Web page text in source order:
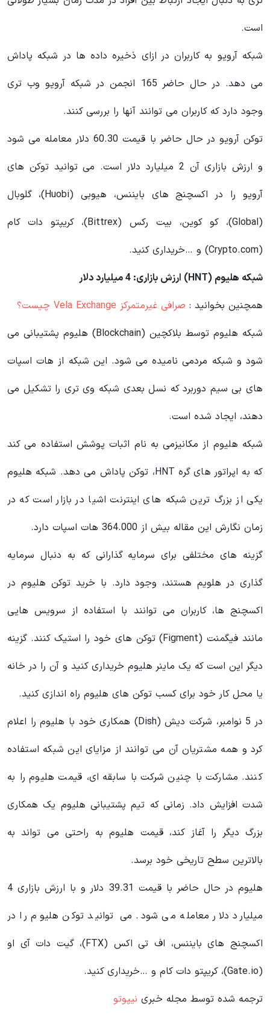
است.
شبکه آرویو به کاربران در ازای ذخیره داده ها در شبکه پاداش
می دهد. در حال حاضر 165 انجمن در شبکه آرویو وب تری
وجود دارد که کاربران می توانند آنها را بررسی کنند.
توکن آرویو در حال حاضر با قیمت 60.30 دلار معامله می شود
و ارزش بازاری آن 2 میلیارد دلار است. می‌ توانید توکن‌ های
آرویو را در اکسچنج های بایننس، هیوبی (Huobi)، گلوبال
(Global)، کو کوین، بیت رکس (Bittrex)، کریپتو دات کام
(Crypto.com) و …خریداری کنید.
شبکه هلیوم (HNT) ارزش بازاری: 4 میلیارد دلار
همچنین بخوانید : صرافی غیرمتمرکز Vela Exchange چیست؟
شبکه هلیوم توسط بلاکچین (Blockchain) هلیوم پشتیبانی می‌
شود و شبکه مردمی نامیده می‌ شود. این شبکه از هات اسپات
های بی سیم دوربرد که نسل بعدی شبکه وی تری را تشکیل می
دهند، ایجاد شده است.
شبکه هلیوم از مکانیزمی به نام اثبات پوشش استفاده می کند
که به اپراتور های گره HNT، توکن پاداش می دهد. شبکه هلیوم
یکی از بزرگ‌ ترین شبکه‌ های اینترنت اشیا در بازار است که در
زمان نگارش این مقاله بیش از 364.000 هات اسپات دارد.
گزینه‌ های مختلفی برای سرمایه‌ گذارانی که به دنبال سرمایه
گذاری در هلویم هستند، وجود دارد. با خرید توکن هلیوم در
اکسچنج ها، کاربران می توانند با استفاده از سرویس هایی
مانند فیگمنت (Figment) توکن های خود را استیک کنند. گزینه
دیگر این است که یک ماینر هلیوم خریداری کنید و آن را در خانه
یا محل کار خود برای کسب توکن های هلیوم راه اندازی کنید.
در 5 نوامبر، شرکت دیش (Dish) همکاری خود با هلیوم را اعلام
کرد و همه مشتریان آن می توانند از مزایای این شبکه استفاده
کنند. مشارکت با چنین شرکت با سابقه ای، قیمت هلیوم را به
شدت افزایش داد. زمانی که تیم پشتیبانی هلیوم یک همکاری
بزرگ دیگر را آغاز کند، قیمت هلیوم به راحتی می تواند به
بالاترین سطح تاریخی خود برسد.
هلیوم در حال حاضر با قیمت 39.31 دلار و با ارزش بازاری 4
میلیارد دلار معامله می شود. می‌ توانید توکن هلیوم را در
اکسچنج های بایننس، اف تی اکس (FTX)، گیت دات آی او
(Gate.io)، کریپتو دات کام و …خریداری کنید.
ترجمه شده توسط مجله خبری نیپوتو